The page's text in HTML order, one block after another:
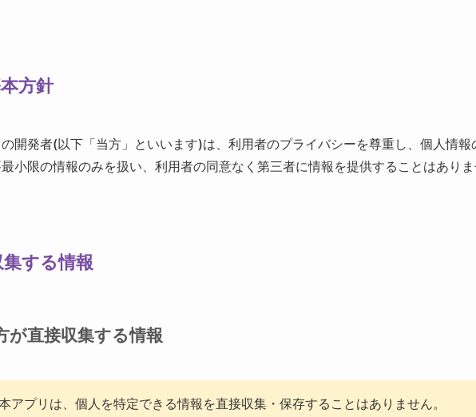
方針
開発者(以下「当方」といいます)は、利用者のプライバシーを尊重し、個人情報
小限の情報のみを扱い、利用者の同意なく第三者に情報を提供することはありま
集する情報
が直接収集する情報
アプリは、個人を特定できる情報を直接収集・保存することはありません。